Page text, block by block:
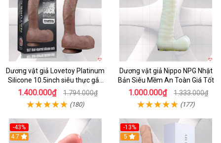
Dương vật giả Lovetoy Platinum
Silicone 10.5inch siêu thực gắn
tường
1.400.000₫ 1.794.000₫
(180)
Dương vật giả Nippo NPG Nhật
Bản Siêu Mềm An Toàn Giá Tốt
1.000.000₫ 1.333.000₫
(177)
-43%
4.7
-13%
5